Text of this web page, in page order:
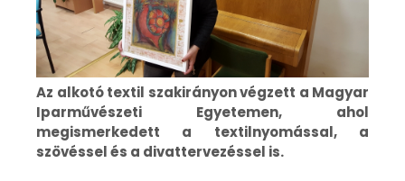
Az alkotó textil szakirányon végzett a Magyar
Iparművészeti Egyetemen, ahol
megismerkedett a textilnyomással, a
szövéssel és a divattervezéssel is.